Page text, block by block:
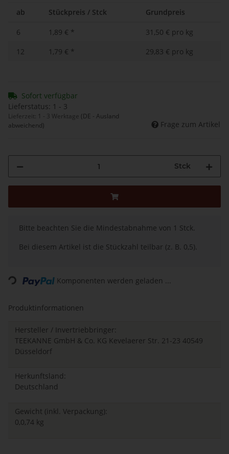
ab Stückpreis / Stck Grundpreis
6 1,89 € *
31,50 € pro kg
12
1,79 € * 29,83 € pro kg
Sofort verfügbar
Lieferstatus: 1 - 3
Lieferzeit: 1 - 3 Werktage (DE - Ausland
abweichend)
Frage zum Artikel
Stck
xBitte beachten Sie die Mindestabnahme von 1 Stck.
Bei diesem Artikel ist die Stückzahl teilbar (z. B. 0,5).
Loading... Komponenten werden geladen ...
Produktinformationen
Hersteller / Invertriebbringer:
TEEKANNE GmbH & Co. KG Kevelaerer Str. 21-23 40549
Düsseldorf
Herkunftsland:
Deutschland
Gewicht (inkl. Verpackung):
0,0,74 kg